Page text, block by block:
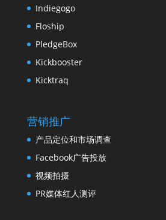
Indiegogo
Floship
PledgeBox
Kickbooster
Kicktraq
营销推广
产品定位和市场调查
Facebook广告投放
视频拍摄
PR媒体红人测评